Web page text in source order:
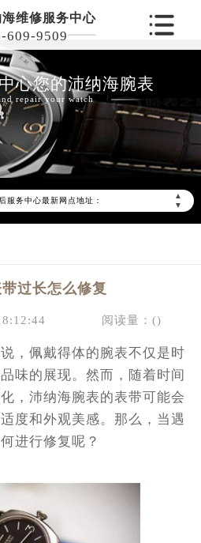
维修服务中心
609-9509
心您的沛纳海腕表
repair your watch
▲
▼
市售后服务网络优化升级公告
海官方售后客户服务热线：400-609-9509
服务中心最新网点地址：
北京市东城区东长安街1号东方广场写字楼W3座6层602室（需提前预约）
过长怎么修复
阅读量：()
佩戴得体的腕表不仅是时
味的展现。然而，随着时间
，沛纳海腕表的表带可能会
度和外观美感。那么，当遇
进行修复呢？